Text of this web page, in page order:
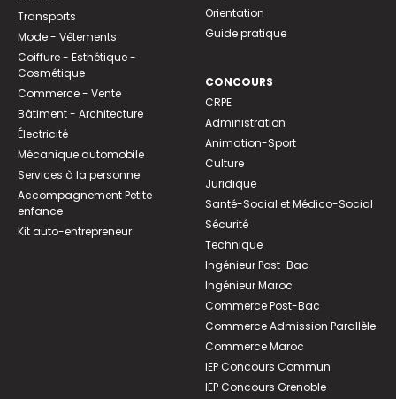
Transports
Mode - Vêtements
Coiffure - Esthétique -
Cosmétique
Commerce - Vente
Bâtiment - Architecture
Électricité
Mécanique automobile
Services à la personne
Accompagnement Petite
enfance
Kit auto-entrepreneur
Orientation
Guide pratique
CONCOURS
CRPE
Administration
Animation-Sport
Culture
Juridique
Santé-Social et Médico-Social
Sécurité
Technique
Ingénieur Post-Bac
Ingénieur Maroc
Commerce Post-Bac
Commerce Admission Parallèle
Commerce Maroc
IEP Concours Commun
IEP Concours Grenoble